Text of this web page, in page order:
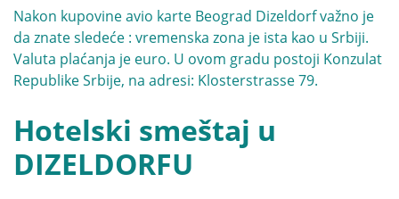
Nakon kupovine avio karte Beograd Dizeldorf važno je
da znate sledeće : vremenska zona je ista kao u Srbiji.
Valuta plaćanja je euro. U ovom gradu postoji Konzulat
Republike Srbije, na adresi: Klosterstrasse 79.
Hotelski smeštaj u
DIZELDORFU